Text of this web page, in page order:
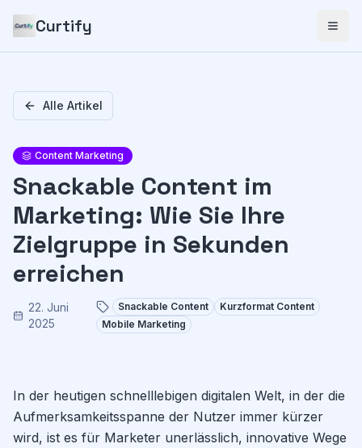
Curtify
Alle Artikel
Content Marketing
Snackable Content im
Marketing: Wie Sie Ihre
Zielgruppe in Sekunden
erreichen
22. Juni
2025
Snackable Content
Kurzformat Content
Mobile Marketing
In der heutigen schnelllebigen digitalen Welt, in der die
Aufmerksamkeitsspanne der Nutzer immer kürzer
wird, ist es für Marketer unerlässlich, innovative Wege